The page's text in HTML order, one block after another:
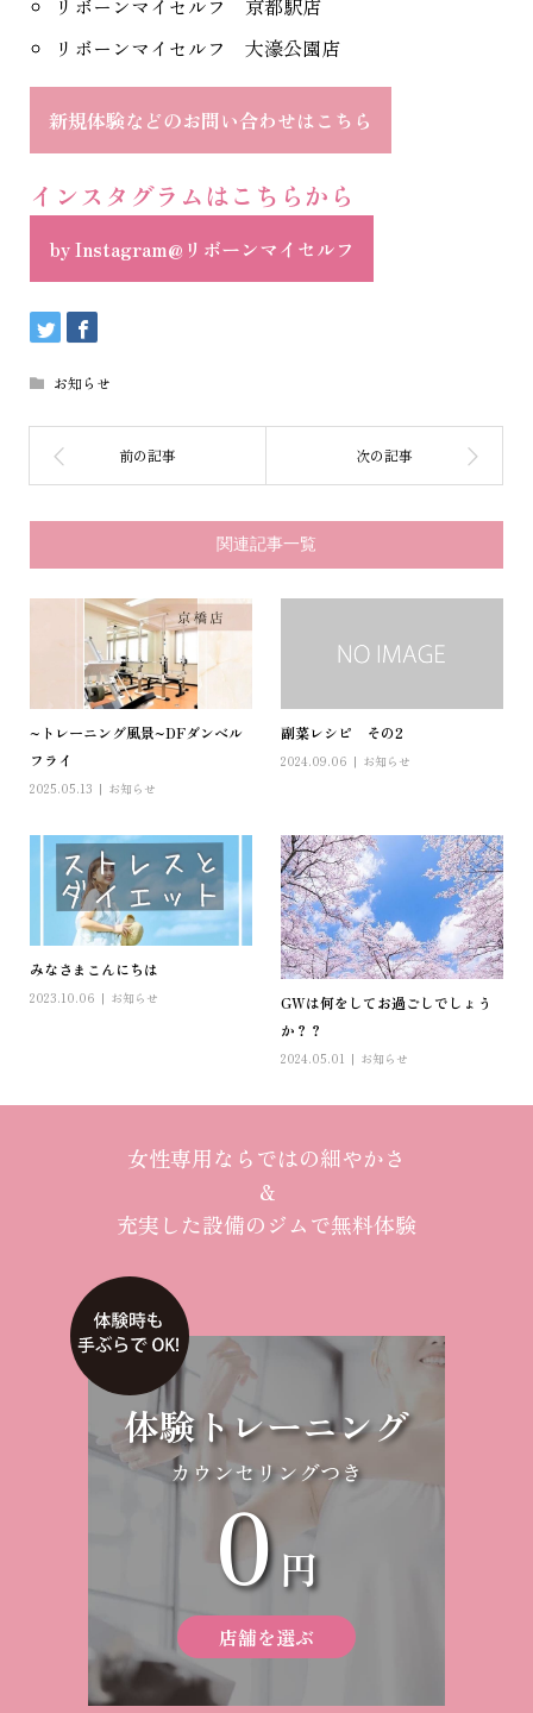
リボーンマイセルフ 京都駅店
リボーンマイセルフ 大濠公園店
新規体験などのお問い合わせはこちら
インスタグラムはこちらから
by Instagram@リボーンマイセルフ
お知らせ
関連記事一覧
~トレーニング風景~DFダンベル
フライ
2025.05.13 お知らせ
副菜レシピ その2
2024.09.06 お知らせ
みなさまこんにちは
2023.10.06 お知らせ
GWは何をしてお過ごしでしょう
か？？
2024.05.01 お知らせ
女性専用ならではの細やかさ
＆
充実した設備のジムで無料体験
体験トレーニング
カウンセリングつき
0円
店舗を選ぶ